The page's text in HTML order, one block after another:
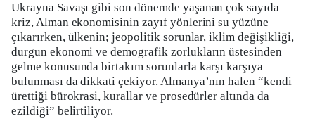
Ukrayna Savaşı gibi son dönemde yaşanan çok sayıda
kriz, Alman ekonomisinin zayıf yönlerini su yüzüne
çıkarırken, ülkenin; jeopolitik sorunlar, iklim değişikliği,
durgun ekonomi ve demografik zorlukların üstesinden
gelme konusunda birtakım sorunlarla karşı karşıya
bulunması da dikkati çekiyor. Almanya’nın halen “kendi
ürettiği bürokrasi, kurallar ve prosedürler altında da
ezildiği” belirtiliyor.